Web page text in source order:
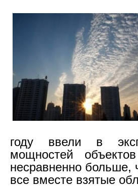
году ввели в
мощностей
несравненно больше,
все вместе взятые